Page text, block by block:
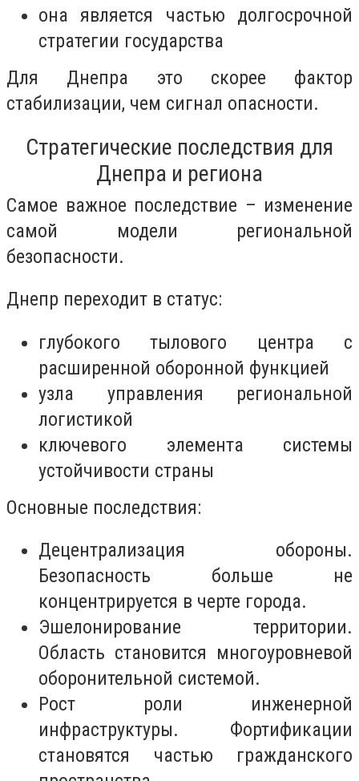
она является частью долгосрочной
стратегии государства
Для Днепра это скорее фактор
стабилизации, чем сигнал опасности.
Стратегические последствия для
Днепра и региона
Самое важное последствие – изменение
самой модели региональной
безопасности.
Днепр переходит в статус:
глубокого тылового центра с
расширенной оборонной функцией
узла управления региональной
логистикой
ключевого элемента системы
устойчивости страны
Основные последствия:
Децентрализация обороны.
Безопасность больше не
концентрируется в черте города.
Эшелонирование территории.
Область становится многоуровневой
оборонительной системой.
Рост роли инженерной
инфраструктуры. Фортификации
становятся частью гражданского